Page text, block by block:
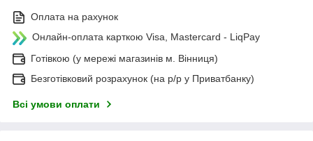
Оплата на рахунок
Онлайн-оплата карткою Visa, Mastercard - LiqPay
Готівкою (у мережі магазинів м. Вінниця)
Безготівковий розрахунок (на р/р у Приватбанку)
Всі умови оплати